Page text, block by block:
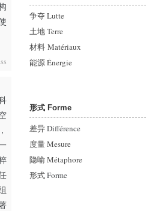
争夺 Lutte
土地 Terre
材料 Matériaux
能源Énergie
形式 Forme
差异Différence
度量 Mesure
隐喻 Métaphore
形式Forme